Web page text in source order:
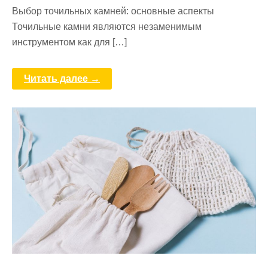
Выбор точильных камней: основные аспекты
Точильные камни являются незаменимым
инструментом как для […]
Читать далее →